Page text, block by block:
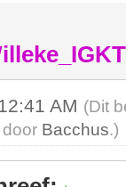
AM (Dit
Bacchus.)